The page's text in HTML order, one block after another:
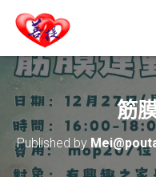
筋
Published by